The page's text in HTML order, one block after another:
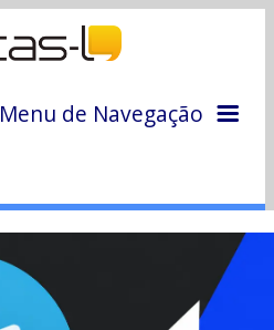
Menu de Navegação